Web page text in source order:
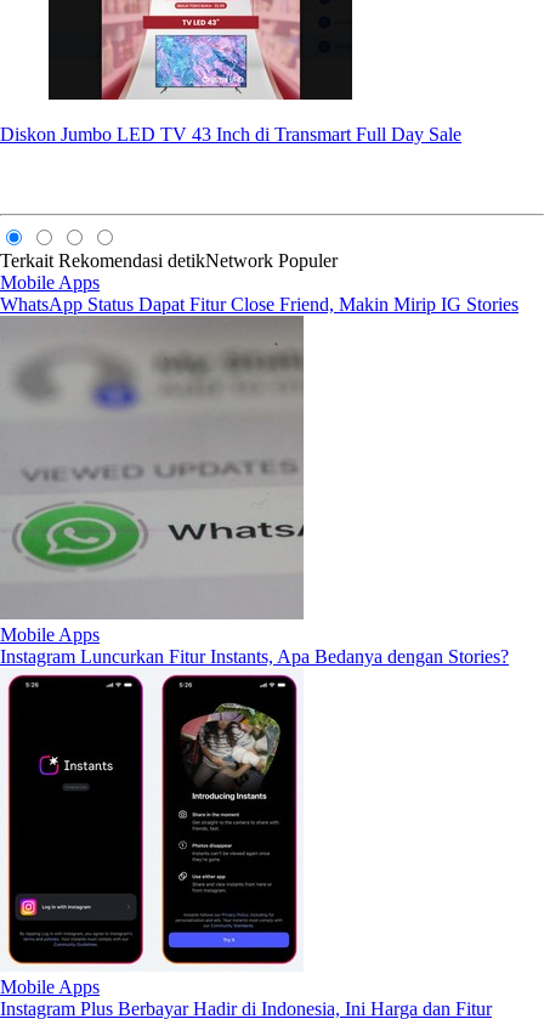
Diskon Jumbo LED TV 43 Inch di Transmart Full Day Sale
Terkait Rekomendasi detikNetwork Populer
Mobile Apps
WhatsApp Status Dapat Fitur Close Friend, Makin Mirip IG Stories
Mobile Apps
Instagram Luncurkan Fitur Instants, Apa Bedanya dengan Stories?
Mobile Apps
Instagram Plus Berbayar Hadir di Indonesia, Ini Harga dan Fitur